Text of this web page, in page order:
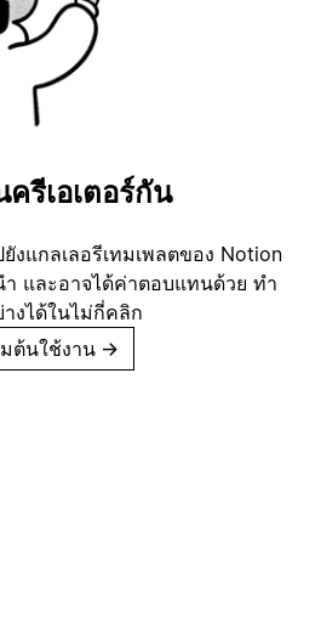
ครีเอเตอร์กัน
งแกลเลอรีเทมเพลตของ Notion
ำ และอาจได้ค่าตอบแทนด้วย ทำ
งได้ในไม่กี่คลิก
มต้นใช้งาน →